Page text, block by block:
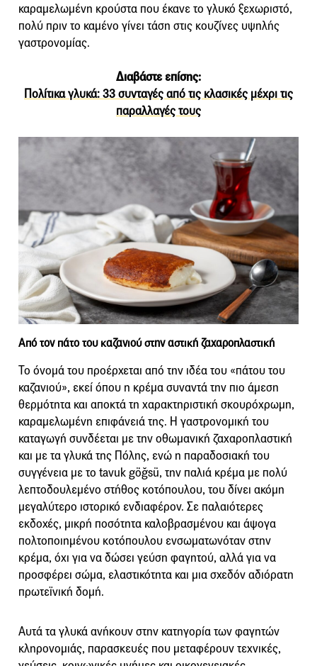
καραμελωμένη κρούστα που έκανε το γλυκό ξεχωριστό,
πολύ πριν το καμένο γίνει τάση στις κουζίνες υψηλής
γαστρονομίας.
Διαβάστε επίσης:
Πολίτικα γλυκά: 33 συνταγές από τις κλασικές μέχρι τις
παραλλαγές τους
Από τον πάτο του καζανιού στην αστική ζαχαροπλαστική
Το όνομά του προέρχεται από την ιδέα του «πάτου του
καζανιού», εκεί όπου η κρέμα συναντά την πιο άμεση
θερμότητα και αποκτά τη χαρακτηριστική σκουρόχρωμη,
καραμελωμένη επιφάνειά της. Η γαστρονομική του
καταγωγή συνδέεται με την οθωμανική ζαχαροπλαστική
και με τα γλυκά της Πόλης, ενώ η παραδοσιακή του
συγγένεια με το tavuk göğsü, την παλιά κρέμα με πολύ
λεπτοδουλεμένο στήθος κοτόπουλου, του δίνει ακόμη
μεγαλύτερο ιστορικό ενδιαφέρον. Σε παλαιότερες
εκδοχές, μικρή ποσότητα καλοβρασμένου και άψογα
πολτοποιημένου κοτόπουλου ενσωματωνόταν στην
κρέμα, όχι για να δώσει γεύση φαγητού, αλλά για να
προσφέρει σώμα, ελαστικότητα και μια σχεδόν αδιόρατη
πρωτεϊνική δομή.
Αυτά τα γλυκά ανήκουν στην κατηγορία των φαγητών
κληρονομιάς, παρασκευές που μεταφέρουν τεχνικές,